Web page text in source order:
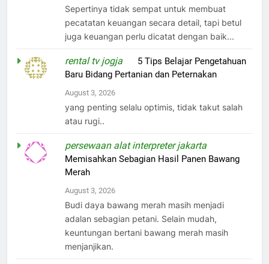
Sepertinya tidak sempat untuk membuat
pecatatan keuangan secara detail, tapi betul
juga keuangan perlu dicatat dengan baik...
rental tv jogja
5 Tips Belajar Pengetahuan
Baru Bidang Pertanian dan Peternakan
August 3, 2026
yang penting selalu optimis, tidak takut salah
atau rugi..
persewaan alat interpreter jakarta
Memisahkan Sebagian Hasil Panen Bawang
Merah
August 3, 2026
Budi daya bawang merah masih menjadi
adalan sebagian petani. Selain mudah,
keuntungan bertani bawang merah masih
menjanjikan.